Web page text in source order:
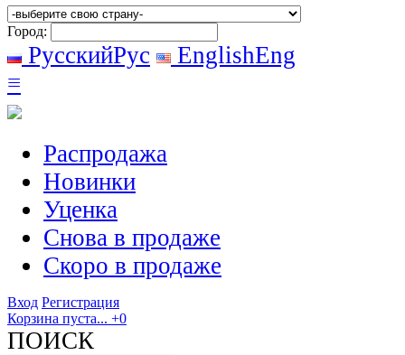
Город:
РусскийРус EnglishEng
≡
Распродажа
Новинки
Уценка
Снова в продаже
Скоро в продаже
Вход Регистрация
Корзина пуста... +0
ПОИСК